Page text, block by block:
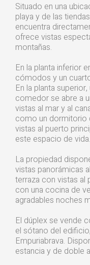
Situado en una
playa y de las
encuentra
ofrece vistas
montañas.
En la planta inferior
cómodos y un
En la planta
comedor se abre a
vistas al mar y al
como un dormitorio
vistas al puerto
este espacio de vida.
La propiedad
vistas panorámicas
terraza con vistas al
con una cocina de
agradables noches
El dúplex se vende
el sótano del
Empuriabrava.
estancia y de doble